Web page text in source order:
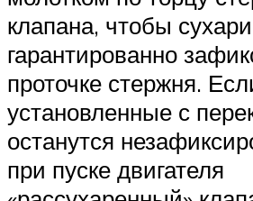
клапана, чтобы сухари
гарантированно
проточке стержня.
установленные с
останутся
при пуске двигателя